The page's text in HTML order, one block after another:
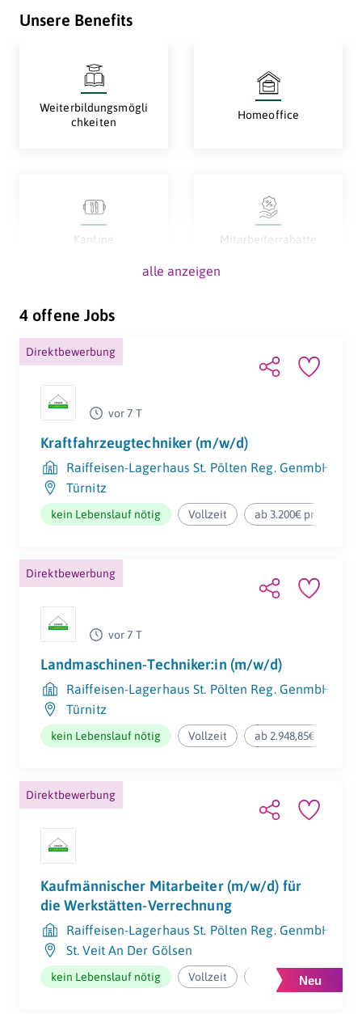
Unsere Benefits
Weiterbildungsmögli
chkeiten
Homeoffice
Kantine Mitarbeiterrabatte
Zusätzliche
Parkplatz
Firmenwagen
Firmenlaptop
Ergonomischer
Firmenevents
Arbeitskleidung
g
alle anzeigen
4 offene Jobs
Direktbewerbung
vor 7 T
Kraftfahrzeugtechniker (m/w/d)
Raiffeisen-Lagerhaus St. Pölten Reg. GenmbH
Türnitz
kein Lebenslauf nötig Vollzeit ab 3.200€ pro Monat
Direktbewerbung
vor 7 T
Landmaschinen-Techniker:in (m/w/d)
Raiffeisen-Lagerhaus St. Pölten Reg. GenmbH
Türnitz
kein Lebenslauf nötig Vollzeit ab 2.948,85€ pro
Direktbewerbung
Kaufmännischer Mitarbeiter (m/w/d) für
die Werkstätten-Verrechnung
Raiffeisen-Lagerhaus St. Pölten Reg. GenmbH
St. Veit An Der Gölsen
kein Lebenslauf nötig Vollzeit ab 2.540,96€ pro